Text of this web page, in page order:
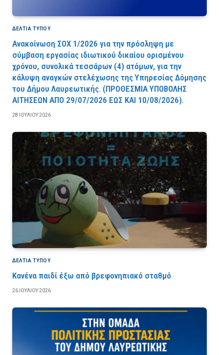
ΔΕΛΤΙΑ ΤΥΠΟΥ
Ανακοίνωση ΣΟΧ 1/2026 για την πρόσληψη με
σύμβαση εργασίας ιδιωτικού δικαίου ορισμένου
χρόνου, συνολικά τεσσάρων (4) ατόμων, για την
κάλυψη αναγκών στελέχωσης της Υπηρεσίας Δόμησης
του Δήμου Λαυρεωτικής. (ΠPOΘEΣMIA YΠOBOΛHΣ
AITHΣEΩN AΠO 29/07/2026 EΩΣ KAI 10/08/2026).
28 ΙΟΥΛΊΟΥ 2026
ΔΕΛΤΙΑ ΤΥΠΟΥ
Κανένα παιδί έξω από βρεφονηπιακό σταθμό
26 ΙΟΥΛΊΟΥ 2026